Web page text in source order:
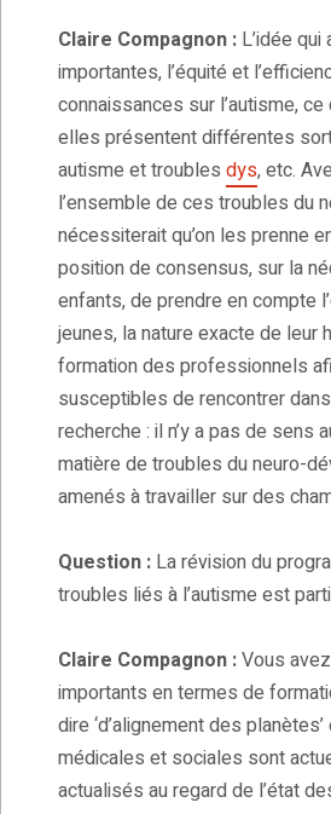
Claire Compagnon : L’idée
importantes, l’équité et
connaissances sur l’autisme,
elles présentent différentes
autisme et troubles dys, etc.
l’ensemble de ces troubles du
nécessiterait qu’on les prenne
position de consensus, sur la
enfants, de prendre en compte
jeunes, la nature exacte de
formation des professionnels
susceptibles de rencontrer
recherche : il n’y a pas de
matière de troubles du neuro-
amenés à travailler sur des
Question : La révision du
troubles liés à l’autisme est
Claire Compagnon :Vous
importants en termes de
dire ‘d’alignement des
médicales et sociales sont
actualisés au regard de l’état